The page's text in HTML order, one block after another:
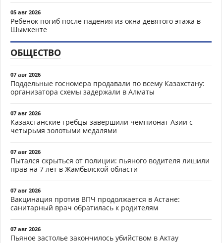
05 авг 2026
Ребёнок погиб после падения из окна девятого этажа в
Шымкенте
ОБЩЕСТВО
07 авг 2026
Поддельные госномера продавали по всему Казахстану:
организатора схемы задержали в Алматы
07 авг 2026
Казахстанские гребцы завершили чемпионат Азии с
четырьмя золотыми медалями
07 авг 2026
Пытался скрыться от полиции: пьяного водителя лишили
прав на 7 лет в Жамбылской области
07 авг 2026
Вакцинация против ВПЧ продолжается в Астане:
санитарный врач обратилась к родителям
07 авг 2026
Пьяное застолье закончилось убийством в Актау